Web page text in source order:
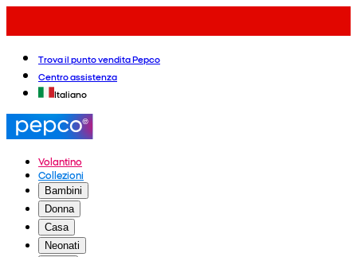
Trova il punto vendita Pepco
Centro assistenza
Italiano
Volantino
Collezioni
Bambini
Donna
Casa
Neonati